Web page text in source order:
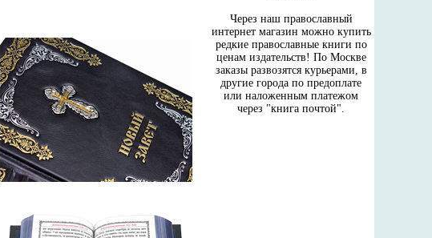
Через наш православный
интернет магазин можно купить
редкие православные книги по
ценам издательств! По Москве
заказы развозятся курьерами, в
другие города по предоплате
или наложенным платежом
через "книга почтой".